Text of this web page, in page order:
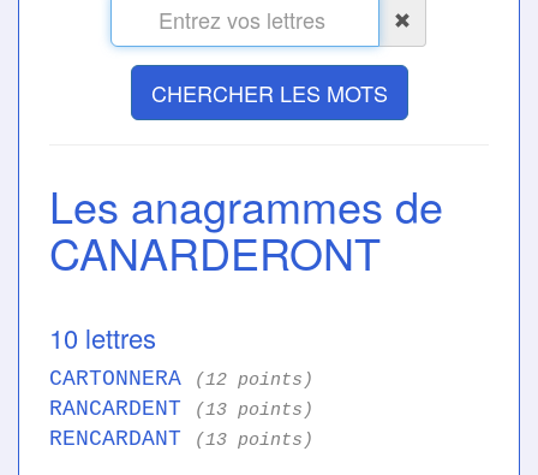
CHERCHER LES MOTS
Les anagrammes de
CANARDERONT
10 lettres
CARTONNERA (12 points)
RANCARDENT (13 points)
RENCARDANT (13 points)